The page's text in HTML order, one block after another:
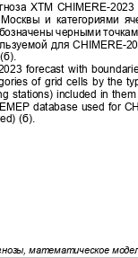
ХТМ CHIMERE-
Москвы и категориями
черными
дляCHIMERE-
forecast with
of grid cells by the
stations) included in
database used for
(б).
математическое